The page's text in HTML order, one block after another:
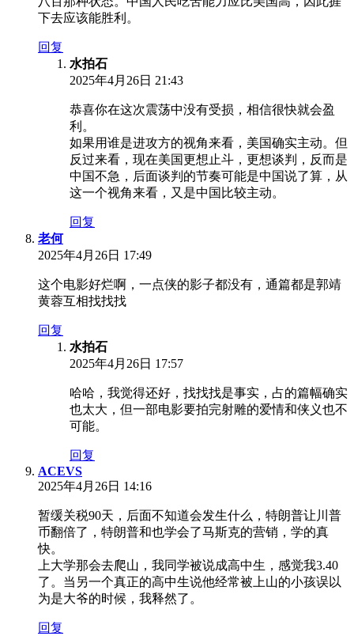
下去应该能胜利。
回复
水拍石
2025年4月26日 21:43
恭喜你在这次震荡中没有受损，相信很快就会盈
利。
如果用谁是进攻方的视角来看，美国确实主动。但
反过来看，现在美国更想止斗，更想谈判，反而是
中国不急，后面谈判的节奏可能是中国说了算，从
这一个视角来看，又是中国比较主动。
回复
老何
2025年4月26日 17:49
这个电影好烂啊，一点侠的影子都没有，通篇都是郭靖
黄蓉互相找找找
回复
水拍石
2025年4月26日 17:57
哈哈，我觉得还好，找找找是事实，占的篇幅确实
也太大，但一部电影要拍完射雕的爱情和侠义也不
可能。
回复
ACEVS
2025年4月26日 14:16
暂缓关税90天，后面不知道会发生什么，特朗普让川普
币翻倍了，特朗普和也学会了马斯克的营销，学的真
快。
上大学那会去爬山，我同学被说成高中生，感觉我3.40
了。当另一个真正的高中生说他经常被上山的小孩误以
为是大爷的时候，我释然了。
回复